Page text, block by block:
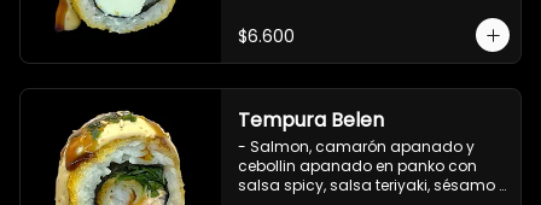
$6.600
Tempura Belen
- Salmon, camarón apanado y
cebollin apanado en panko con
salsa spicy, salsa teriyaki, sésamo